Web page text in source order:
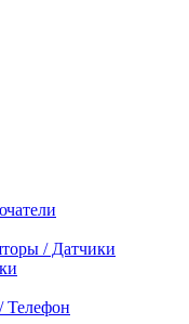
/ Датчики
Телефон